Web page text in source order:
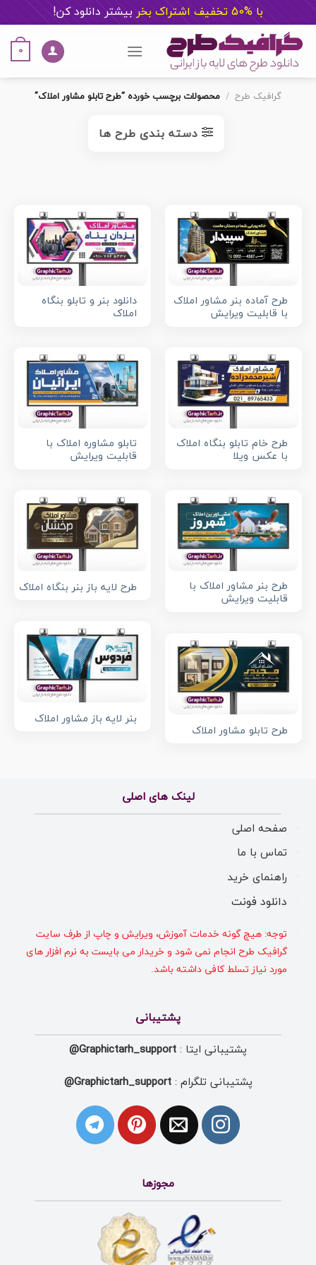
با %50 تخفیف اشتراک بخر بیشتر دانلود کن!
content
0
گرافیک طرح / محصولات برچسب خورده “طرح تابلو مشاور املاک”
دسته بندی طرح ها
طرح آماده بنر مشاور املاک
با قابلیت ویرایش
دانلود بنر و تابلو بنگاه
املاک
طرح خام تابلو بنگاه املاک
با عکس ویلا
تابلو مشاوره املاک با
قابلیت ویرایش
طرح بنر مشاور املاک با
قابلیت ویرایش
طرح لایه باز بنر بنگاه املاک
بنر لایه باز مشاور املاک
طرح تابلو مشاور املاک
لینک های اصلی
صفحه اصلی
تماس با ما
راهنمای خرید
دانلود فونت
توجه: هیچ گونه خدمات آموزش، ویرایش و چاپ از طرف سایت
گرافیک طرح انجام نمی شود و خریدار می بایست به نرم افزار های
مورد نیاز تسلط کافی داشته باشد.
پشتیبانی
پشتیبانی ایتا : Graphictarh_support@
پشتیبانی تلگرام :Graphictarh_support@
مجوزها